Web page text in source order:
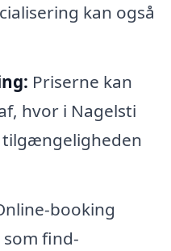
kan også
Priserne kan
hvor i Nagelsti
booking
find-